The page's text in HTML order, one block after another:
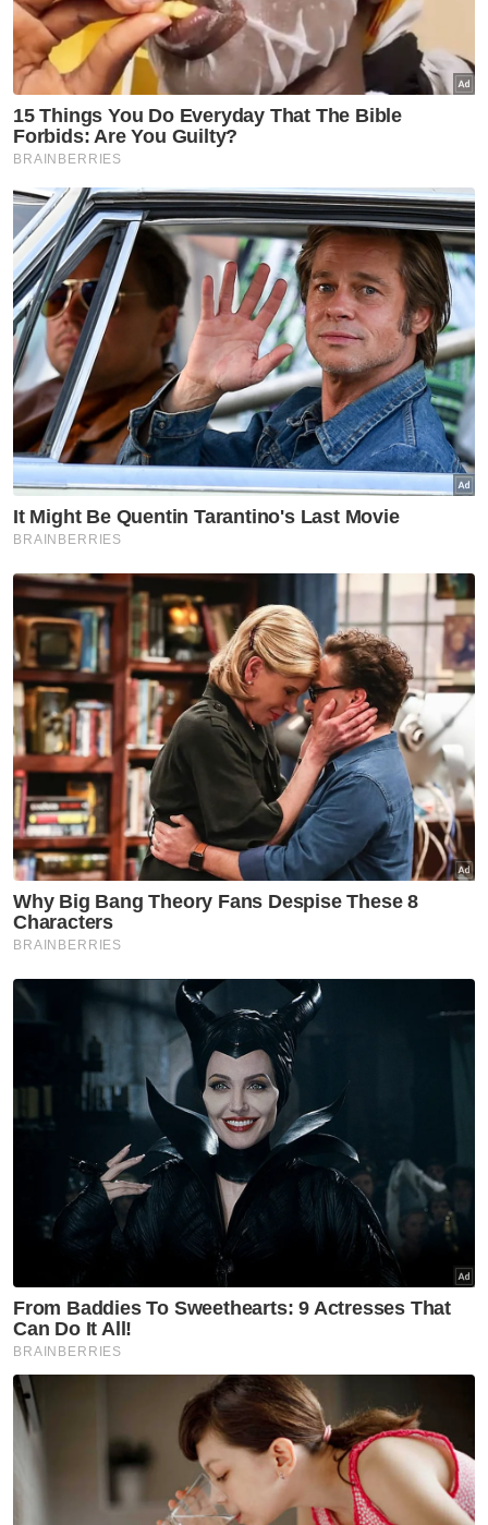
Semasa
Bapa lemas cuba selamatkan
anak jatuh kolam ikan
Enam individu direman
seminggu bantu siasatan kes
culik
Semasa
Polis kesan lelaki dipercayai
pukul, ugut pengguna jalan
raya
Semasa
AKPS sita kontena disyaki
hantar barang eksport ke Israel